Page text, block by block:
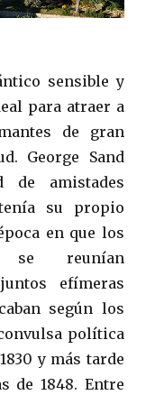
sensible y
para atraer a
de gran
George Sand
de amistades
su propio
en que los
se reunían
efímeras
según los
política
y más tarde
de 1848. Entre